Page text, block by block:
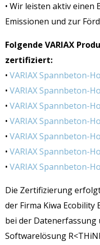
• Wir leisten aktiv einen
Emissionen und zur
Folgende VARIAX
zertifiziert:
• VARIAX Spannbeton-
• VARIAX Spannbeton-
• VARIAX Spannbeton-
• VARIAX Spannbeton-
• VARIAX Spannbeton-
• VARIAX Spannbeton-
• VARIAX Spannbeton-
Die Zertifizierung
der Firma Kiwa
bei der Datenerfassung
Softwarelösung